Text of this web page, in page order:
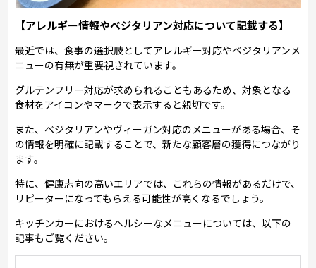
【アレルギー情報やベジタリアン対応について記載する】
最近では、食事の選択肢としてアレルギー対応やベジタリアンメ
ニューの有無が重要視されています。
グルテンフリー対応が求められることもあるため、対象となる
食材をアイコンやマークで表示すると親切です。
また、ベジタリアンやヴィーガン対応のメニューがある場合、そ
の情報を明確に記載することで、新たな顧客層の獲得につながり
ます。
特に、健康志向の高いエリアでは、これらの情報があるだけで、
リピーターになってもらえる可能性が高くなるでしょう。
キッチンカーにおけるヘルシーなメニューについては、以下の
記事もご覧ください。